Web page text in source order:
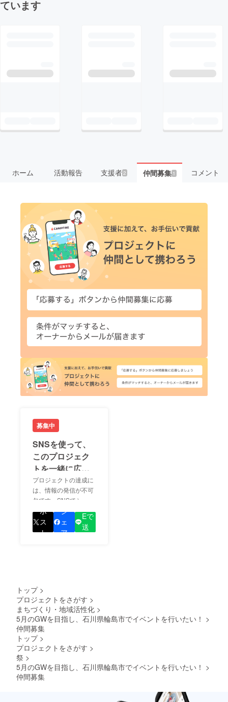
ています
ホーム 活動報告 支援者2 仲間募集 1 コメント
募集中
SNSを使って、
このプロジェク
トを一緒に広め
ましょう！
プロジェクトの達成に
は、情報の発信が不可
欠です。SNSでシェア
をして、あなたが応援
しているプロジェクト
の良さを知ってもらい
ポ
ス
ト
シ
ェ
ア
Eで
送
トップ >
プロジェクトをさがす >
まちづくり・地域活性化 >
5月のGWを目指し、石川県輪島市でイベントを行いたい！ >
仲間募集
トップ >
プロジェクトをさがす >
祭 >
5月のGWを目指し、石川県輪島市でイベントを行いたい！ >
仲間募集